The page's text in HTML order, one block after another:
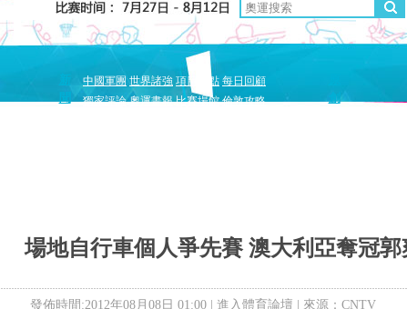
聞
中國軍團 世界諸強 項目盤點 每日回顧
獨家評論 奧運畫報 比賽場館 倫敦攻略
創
場地自行車個人爭先賽 澳大利亞奪冠
發佈時間:2012年08月08日 01:00 | 進入體育論壇 | 來源：CNTV